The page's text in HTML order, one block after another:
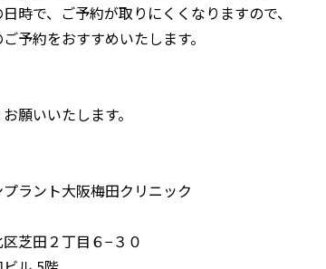
時で、ご予約が取りにくくなりますので、
予約をおすすめいたします。
願いいたします。
ラント大阪梅田クリニック
芝田２丁目６−３０